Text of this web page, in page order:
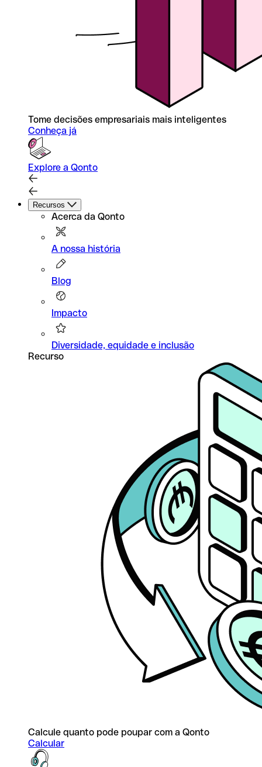
Tome decisões empresariais mais inteligentes
Conheça já
Explore a Qonto
Recursos
Acerca da Qonto
A nossa história
Blog
Impacto
Diversidade, equidade e inclusão
Recurso
Calcule quanto pode poupar com a Qonto
Calcular